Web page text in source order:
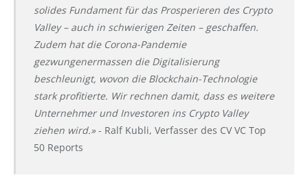
solides Fundament für das Prosperieren des Crypto
Valley – auch in schwierigen Zeiten – geschaffen.
Zudem hat die Corona-Pandemie
gezwungenermassen die Digitalisierung
beschleunigt, wovon die Blockchain-Technologie
stark profitierte. Wir rechnen damit, dass es weitere
Unternehmer und Investoren ins Crypto Valley
ziehen wird.»- Ralf Kubli, Verfasser des CV VC Top
50 Reports